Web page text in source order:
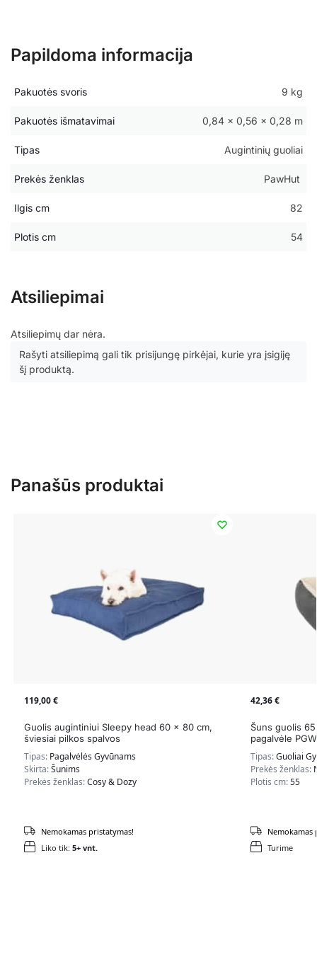
Papildoma informacija
Pakuotės svoris 9 kg
Pakuotės išmatavimai 0,84 × 0,56 × 0,28 m
Tipas Augintinių guoliai
Prekės ženklas PawHut
Ilgis cm 82
Plotis cm 54
Atsiliepimai
Atsiliepimų dar nėra.
Rašyti atsiliepimą gali tik prisijungę pirkėjai, kurie yra įsigiję
šį produktą.
Panašūs produktai
119,00€
Guolis augintiniui Sleepy head 60 x 80 cm,
šviesiai pilkos spalvos
Tipas: Pagalvėlės Gyvūnams
Skirta:Šunims
Prekės ženklas:Cosy & Dozy
Liko tik: 5+ vnt.
Nemokamas pristatymas!
42,36€
Šuns guolis
pagalvėle
Tipas:Guoliai
Prekės ženklas:
Plotis cm:55
Turime
Nemokamas